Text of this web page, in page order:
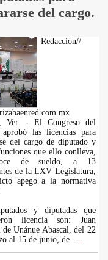
del cargo.
Redacción//
Ver. - El Congreso del
aprobó las licencias para
del cargo de diputado y
que ello conlleva,
de sueldo, a 13
de la LXV Legislatura,
apego a la normativa
y diputadas que
licencia son: Juan
de Unánue Abascal, del 22
al 15 de junio, de